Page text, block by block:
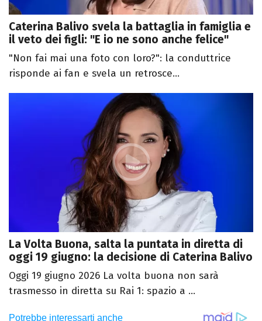
Caterina Balivo svela la battaglia in famiglia e
il veto dei figli: "E io ne sono anche felice"
"Non fai mai una foto con loro?": la conduttrice
risponde ai fan e svela un retrosce...
La Volta Buona, salta la puntata in diretta di
oggi 19 giugno: la decisione di Caterina Balivo
Oggi 19 giugno 2026 La volta buona non sarà
trasmesso in diretta su Rai 1: spazio a ...